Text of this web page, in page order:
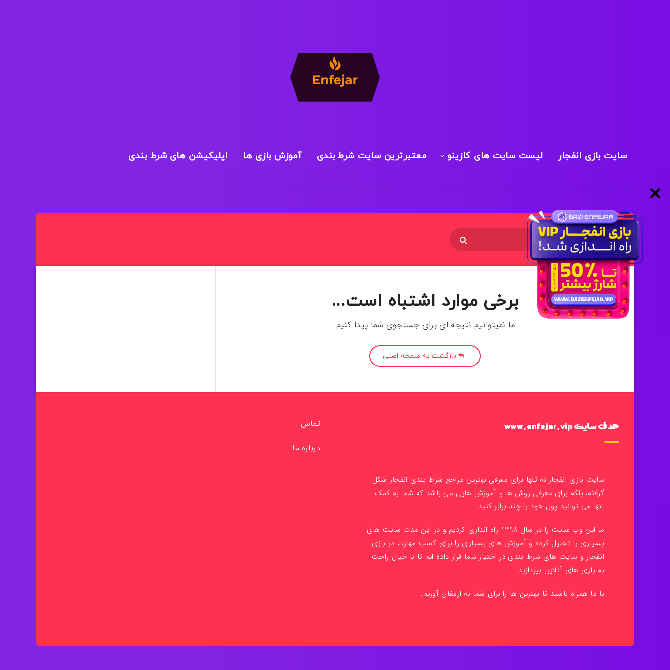
سایت بازی انفجار لیست سایت های کازینو معتبرترین سایت شرط بندی آموزش بازی ها اپلیکیشن های شرط بندی
برخی موارد اشتباه است...
ما نمیتوانیم نتیجه ای برای جستجوی شما پیدا کنیم.
بازگشت به صفحه اصلی
هدف سایت www.enfejar.vip
سایت بازی انفجار نه تنها برای معرفی بهترین مراجع شرط بندی انفجار شکل
گرفته، بلکه برای معرفی روش ها و آموزش هایی می باشد که شما به کمک
آنها می توانید پول خود را چند برابر کنید.
ما این وب سایت را در سال 1398 راه اندازی کردیم و در این مدت سایت های
بسیاری را تحلیل کرده و آموزش های بسیاری را برای کسب مهارت در بازی
انفجار و سایت های شرط بندی در اختیار شما قرار داده ایم تا با خیال راحت
به بازی های آنلاین بپردازید.
با ما همراه باشید تا بهترین ها را برای شما به ارمغان آوریم.
تماس
درباره ما